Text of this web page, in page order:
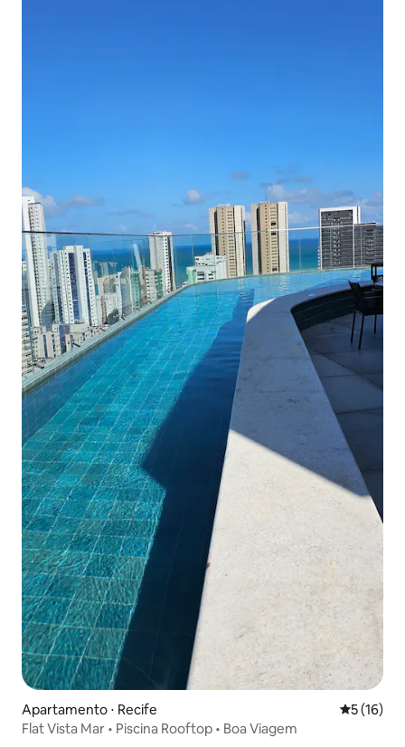
Apartamento ⋅ Recife 5 de uma
5 (16)
Flat Vista Mar • Piscina Rooftop • Boa Viagem